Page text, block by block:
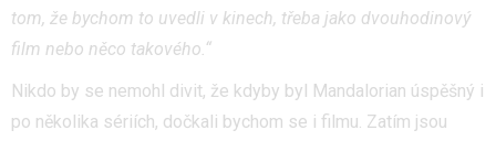
tom, že bychom to uvedli v kinech, třeba jako dvouhodinový
film nebo něco takového.“
Nikdo by se nemohl divit, že kdyby byl Mandalorian úspěšný i
po několika sériích, dočkali bychom se i filmu. Zatím jsou